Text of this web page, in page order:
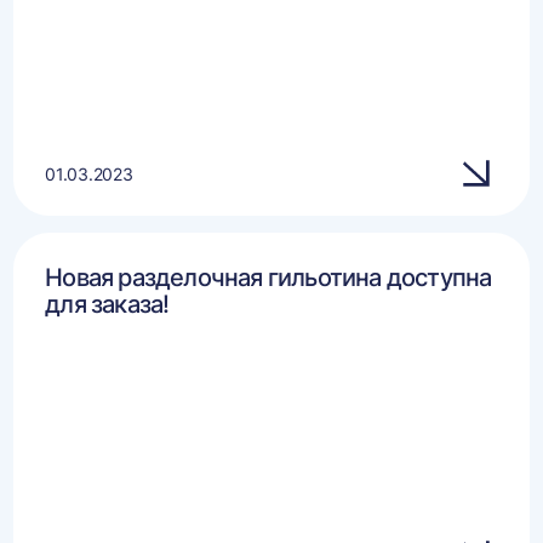
01.03.2023
Новая разделочная гильотина доступна
для заказа!